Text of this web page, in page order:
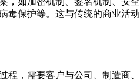
毒保护等。这与传统的商业活动
，需要客户与公司、制造商、